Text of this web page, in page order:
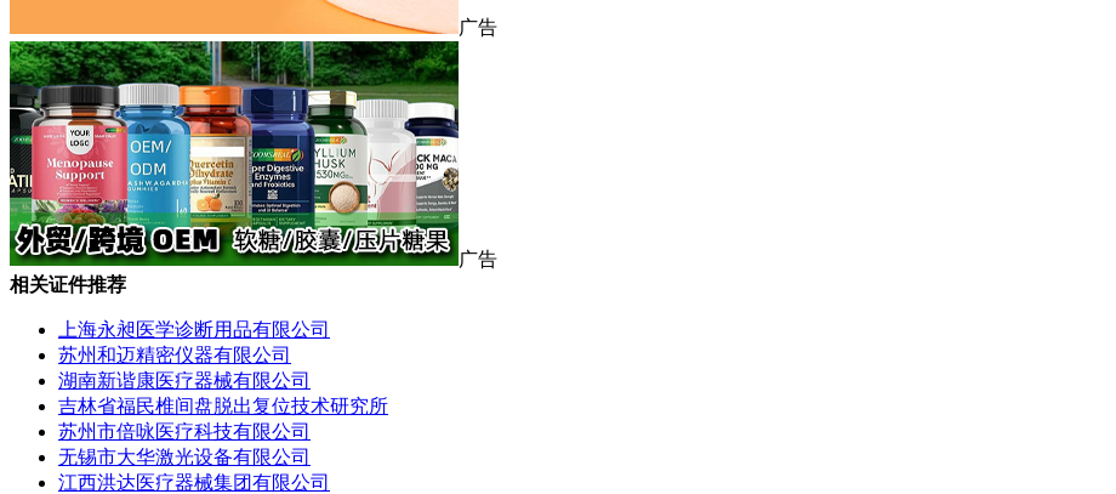
广告
广告
相关证件推荐
上海永昶医学诊断用品有限公司
苏州和迈精密仪器有限公司
湖南新谐康医疗器械有限公司
吉林省福民椎间盘脱出复位技术研究所
苏州市倍咏医疗科技有限公司
无锡市大华激光设备有限公司
江西洪达医疗器械集团有限公司